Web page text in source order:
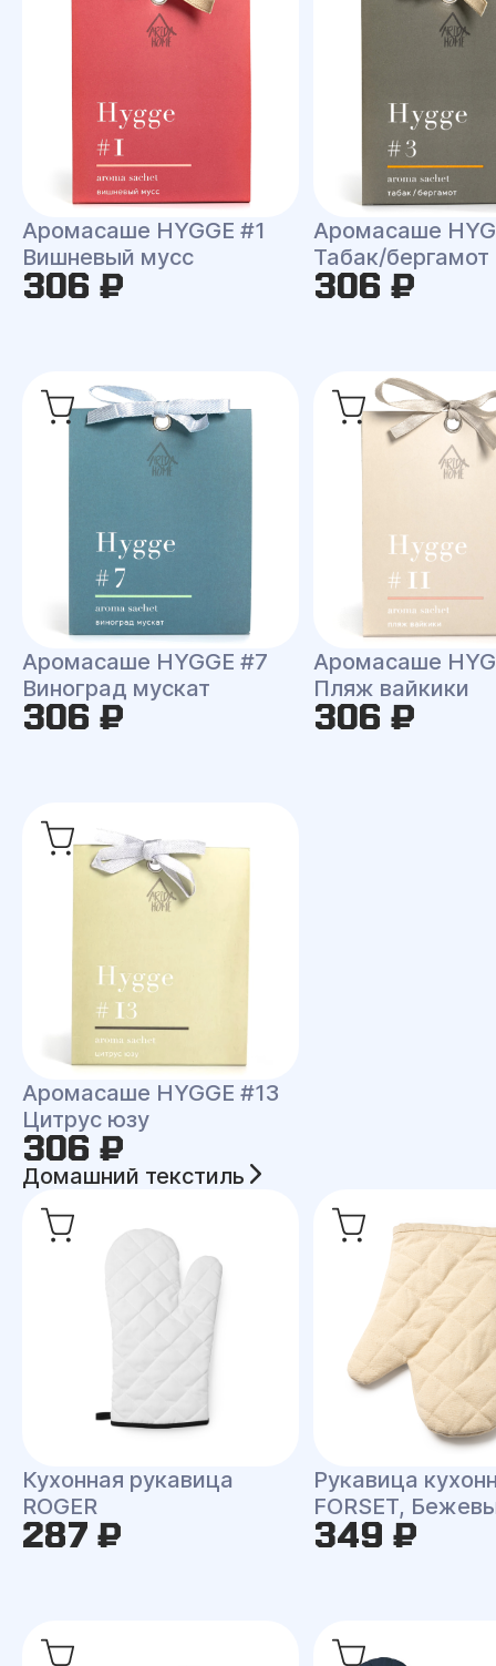
Аромасаше HYGGE #1
Вишневый мусс
306 ₽
Аромасаше
Табак/бергамот
306 ₽
Аромасаше HYGGE #7
Виноград мускат
306 ₽
Аромасаше
Пляж вайкики
306 ₽
Аромасаше HYGGE #13
Цитрус юзу
306 ₽
Домашний текстиль
Кухонная рукавица
ROGER
287 ₽
Рукавица
FORSET,
349 ₽